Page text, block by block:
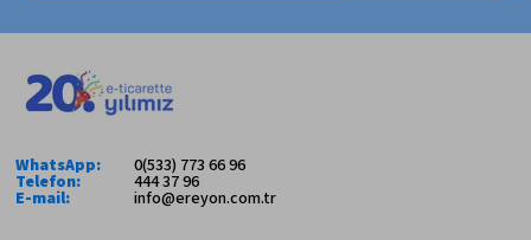
WhatsApp: 0(533) 773 66 96
Telefon: 444 37 96
E-mail: info@ereyon.com.tr